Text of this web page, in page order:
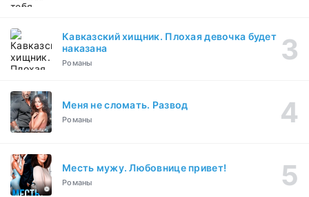
Кавказский хищник. Плохая девочка будет
наказана
Романы
Меня не сломать. Развод
Романы
Месть мужу. Любовнице привет!
Романы